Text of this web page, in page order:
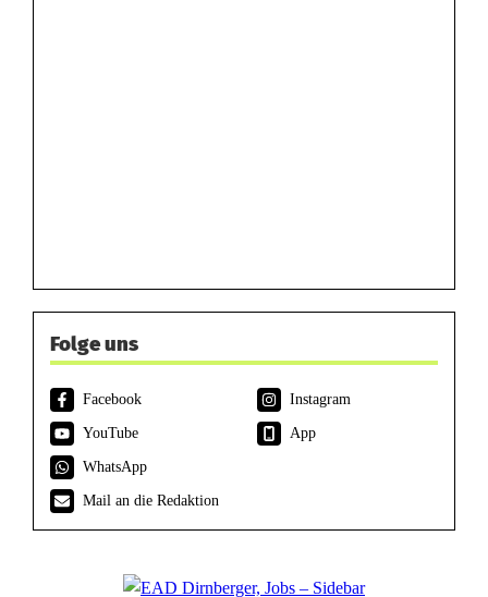
Folge uns
Facebook
Instagram
YouTube
App
WhatsApp
Mail an die Redaktion